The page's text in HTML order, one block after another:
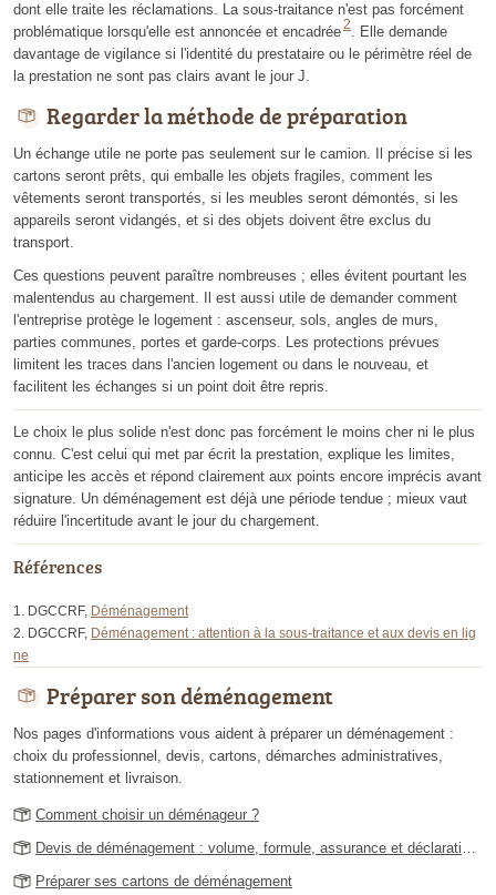
dont elle traite les réclamations. La sous-traitance n'est pas forcément
problématique lorsqu'elle est annoncée et encadrée2. Elle demande
davantage de vigilance si l'identité du prestataire ou le périmètre réel de
la prestation ne sont pas clairs avant le jour J.
Regarder la méthode de préparation
Un échange utile ne porte pas seulement sur le camion. Il précise si les
cartons seront prêts, qui emballe les objets fragiles, comment les
vêtements seront transportés, si les meubles seront démontés, si les
appareils seront vidangés, et si des objets doivent être exclus du
transport.
Ces questions peuvent paraître nombreuses ; elles évitent pourtant les
malentendus au chargement. Il est aussi utile de demander comment
l'entreprise protège le logement : ascenseur, sols, angles de murs,
parties communes, portes et garde-corps. Les protections prévues
limitent les traces dans l'ancien logement ou dans le nouveau, et
facilitent les échanges si un point doit être repris.
Le choix le plus solide n'est donc pas forcément le moins cher ni le plus
connu. C'est celui qui met par écrit la prestation, explique les limites,
anticipe les accès et répond clairement aux points encore imprécis avant
signature. Un déménagement est déjà une période tendue ; mieux vaut
réduire l'incertitude avant le jour du chargement.
Références
DGCCRF, Déménagement
DGCCRF, Déménagement : attention à la sous-traitance et aux devis en lig
ne
Préparer son déménagement
Nos pages d'informations vous aident à préparer un déménagement :
choix du professionnel, devis, cartons, démarches administratives,
stationnement et livraison.
Comment choisir un déménageur ?
Devis de déménagement : volume, formule, assurance et déclaration
Préparer ses cartons de déménagement